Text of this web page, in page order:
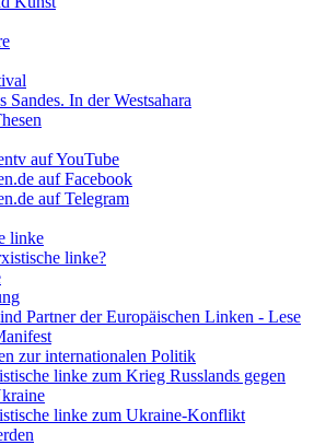
Sandes. In der Westsahara
auf YouTube
auf Facebook
auf Telegram
linke
linke?
Partner der Europäischen Linken - Lese
zur internationalen Politik
linke zum Krieg Russlands gegen
linke zum Ukraine-Konflikt